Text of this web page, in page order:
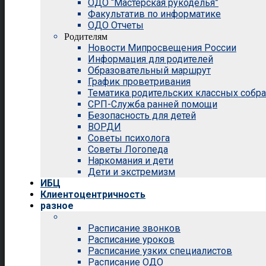
ОДО “Мастерская рукоделья”
Факультатив по информатике
ОДО Отчеты
Родителям
Новости Мипросвещения России
Информация для родителей
Образовательный маршрут
График проветривания
Тематика родительских классных
СРП-Служба ранней помощи
Безопасность для детей
ВОРДИ
Советы психолога
Советы Логопеда
Наркомания и дети
Дети и экстремизм
ИБЦ
Клиентоцентричность
разное
Расписание звонков
Расписание уроков
Расписание узких специалистов
Расписание ОДО